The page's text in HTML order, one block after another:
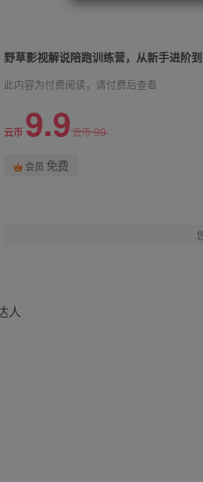
野草影视解说陪跑训练营，从新手进阶
此内容为付费阅读，请付费后查看
云币 9.9云币99
会员 免费